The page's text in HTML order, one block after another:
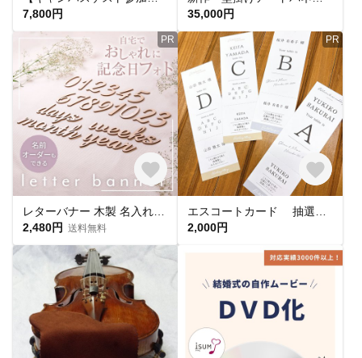
7,800円
35,000円
PR
2,480円 送料無料
PR
2,000円